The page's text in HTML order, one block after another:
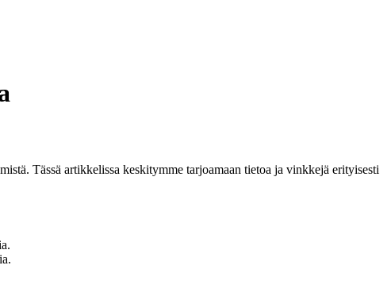
Tässä artikkelissa keskitymme tarjoamaan tietoa ja vinkkejä erityisesti